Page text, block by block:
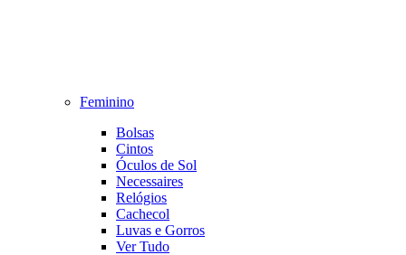
Feminino
Bolsas
Cintos
Óculos de Sol
Necessaires
Relógios
Cachecol
Luvas e Gorros
Ver Tudo